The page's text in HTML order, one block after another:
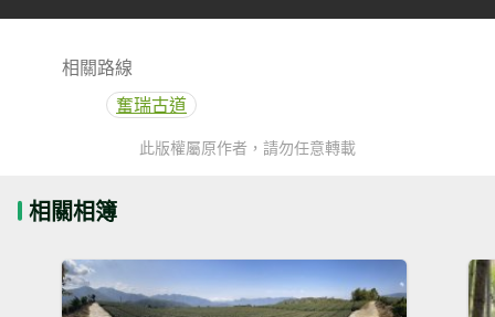
相關路線
奮瑞古道
此版權屬原作者，請勿任意轉載
相關相簿